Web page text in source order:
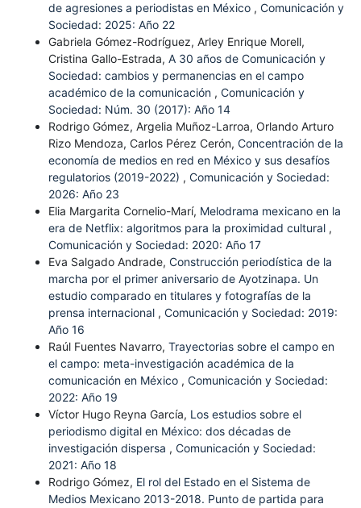
de agresiones a periodistas en México , Comunicación y
Sociedad: 2025: Año 22
Gabriela Gómez-Rodríguez, Arley Enrique Morell,
Cristina Gallo-Estrada, A 30 años de Comunicación y
Sociedad: cambios y permanencias en el campo
académico de la comunicación , Comunicación y
Sociedad: Núm. 30 (2017): Año 14
Rodrigo Gómez, Argelia Muñoz-Larroa, Orlando Arturo
Rizo Mendoza, Carlos Pérez Cerón, Concentración de la
economía de medios en red en México y sus desafíos
regulatorios (2019-2022) , Comunicación y Sociedad:
2026: Año 23
Elia Margarita Cornelio-Marí, Melodrama mexicano en la
era de Netflix: algoritmos para la proximidad cultural ,
Comunicación y Sociedad: 2020: Año 17
Eva Salgado Andrade, Construcción periodística de la
marcha por el primer aniversario de Ayotzinapa. Un
estudio comparado en titulares y fotografías de la
prensa internacional , Comunicación y Sociedad: 2019:
Año 16
Raúl Fuentes Navarro, Trayectorias sobre el campo en
el campo: meta-investigación académica de la
comunicación en México , Comunicación y Sociedad:
2022: Año 19
Víctor Hugo Reyna García, Los estudios sobre el
periodismo digital en México: dos décadas de
investigación dispersa , Comunicación y Sociedad:
2021: Año 18
Rodrigo Gómez, El rol del Estado en el Sistema de
Medios Mexicano 2013-2018. Punto de partida para